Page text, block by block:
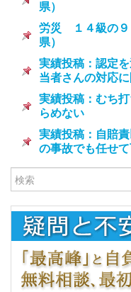
県）
労災 １４級の９
県）
実績投稿：認定
当者さんの対応
実績投稿：むち
らめない
実績投稿：自賠
の事故でも任せ